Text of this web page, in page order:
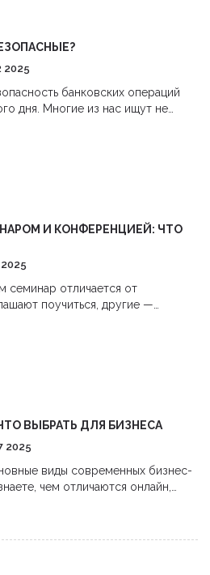
для повышения шансов на
2025
банковских операций
дня. Многие из нас ищут не
внимание при выборе
Обсудим, какие банки
и какие факторы влияют
учреждений.
И КОНФЕРЕНЦИЕЙ: ЧТО
семинар отличается от
поучиться, другие —
Приводим реальные примеры
мероприятия под ваши
ВЫБРАТЬ ДЛЯ БИЗНЕСА
2025
виды современных бизнес-
чем отличаются онлайн,